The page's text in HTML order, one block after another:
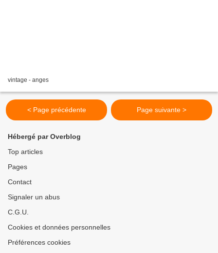
vintage - anges
< Page précédente Page suivante >
Hébergé par Overblog
Top articles
Pages
Contact
Signaler un abus
C.G.U.
Cookies et données personnelles
Préférences cookies